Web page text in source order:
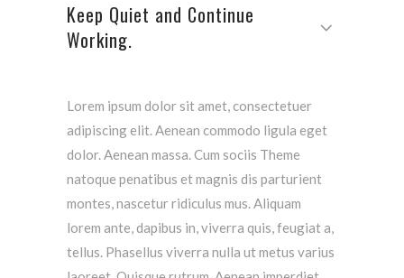
Keep Quiet and Continue
Working.
Lorem ipsum dolor sit amet, consectetuer
adipiscing elit. Aenean commodo ligula eget
dolor. Aenean massa. Cum sociis Theme
natoque penatibus et magnis dis parturient
montes, nascetur ridiculus mus. Aliquam
lorem ante, dapibus in, viverra quis, feugiat a,
tellus. Phasellus viverra nulla ut metus varius